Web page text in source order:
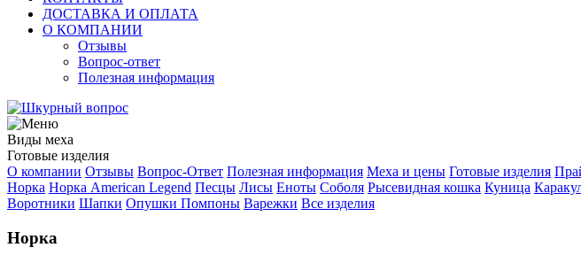
ДОСТАВКА И ОПЛАТА
О КОМПАНИИ
Отзывы
Вопрос-ответ
Полезная информация
Виды меха
Готовые изделия
О компании Отзывы Вопрос-Ответ Полезная информация Меха и цены Готовые изделия
Норка Норка American Legend Песцы Лисы Еноты Соболя Рысевидная кошка Куница
Воротники Шапки Опушки Помпоны Варежки Все изделия
Норка